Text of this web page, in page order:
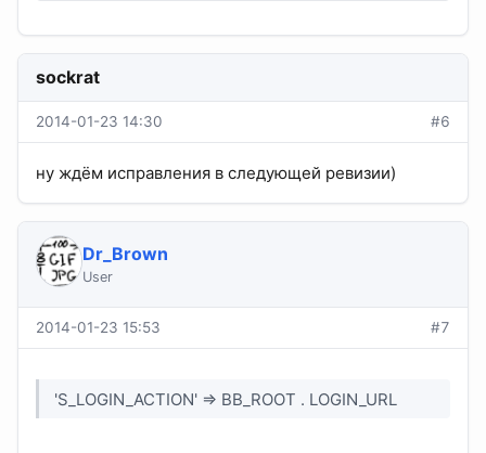
sockrat
2014-01-23 14:30 #6
ну ждём исправления в следующей ревизии)
Dr_Brown
User
2014-01-23 15:53 #7
'S_LOGIN_ACTION' => BB_ROOT . LOGIN_URL